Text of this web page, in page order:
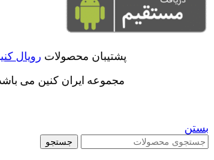
پشتیبان محصولات رویال
مجموعه ایران کنین می
بستن
جستجو